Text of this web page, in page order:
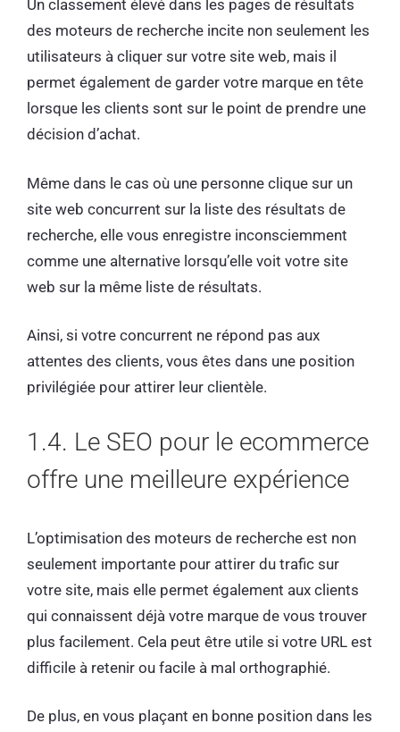
Un classement élevé dans les pages de résultats
des moteurs de recherche incite non seulement les
utilisateurs à cliquer sur votre site web, mais il
permet également de garder votre marque en tête
lorsque les clients sont sur le point de prendre une
décision d’achat.
Même dans le cas où une personne clique sur un
site web concurrent sur la liste des résultats de
recherche, elle vous enregistre inconsciemment
comme une alternative lorsqu’elle voit votre site
web sur la même liste de résultats.
Ainsi, si votre concurrent ne répond pas aux
attentes des clients, vous êtes dans une position
privilégiée pour attirer leur clientèle.
1.4. Le SEO pour le ecommerce
offre une meilleure expérience
L’optimisation des moteurs de recherche est non
seulement importante pour attirer du trafic sur
votre site, mais elle permet également aux clients
qui connaissent déjà votre marque de vous trouver
plus facilement. Cela peut être utile si votre URL est
difficile à retenir ou facile à mal orthographié.
De plus, en vous plaçant en bonne position dans les